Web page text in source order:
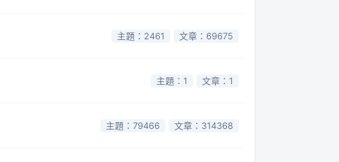
主題：2461 文章：69675
主題：1 文章：1
主題：79466 文章：314368